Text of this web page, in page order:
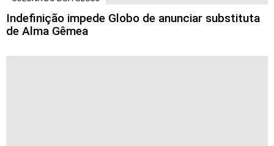
Indefinição impede Globo de anunciar substituta
de Alma Gêmea